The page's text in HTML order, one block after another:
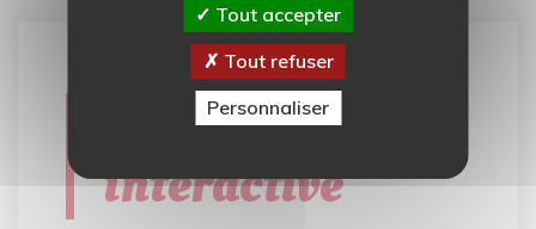
Carte
interactive
Tout accepter
Tout refuser
Personnaliser